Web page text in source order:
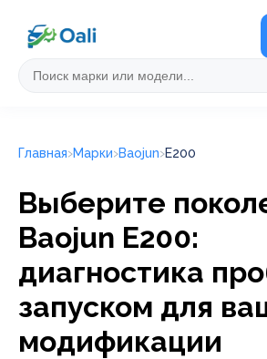
Главная Марки Baojun E200
Выберите
Baojun E200:
диагностика
запуском для
модификации